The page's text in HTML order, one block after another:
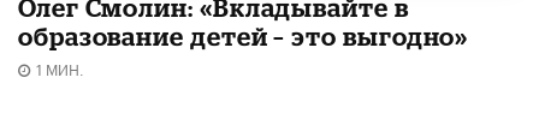
Олег Смолин: «Вкладывайте в
образование детей – это выгодно»
1 МИН.